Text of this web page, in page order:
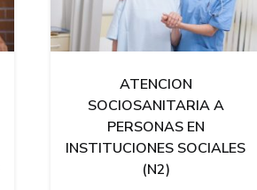
ATENCION
SOCIOSANITARIA A
PERSONAS EN
INSTITUCIONES SOCIALES
(N2)